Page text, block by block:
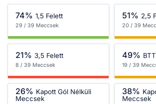
74% 1,5 Felett
29 / 39 Meccsek
51% 2,5
20 / 39
21% 3,5 Felett
8 / 39 Meccsek
49%
19 / 39
26% Kapott Gól Nélküli
Meccsek
38%
Meccsek